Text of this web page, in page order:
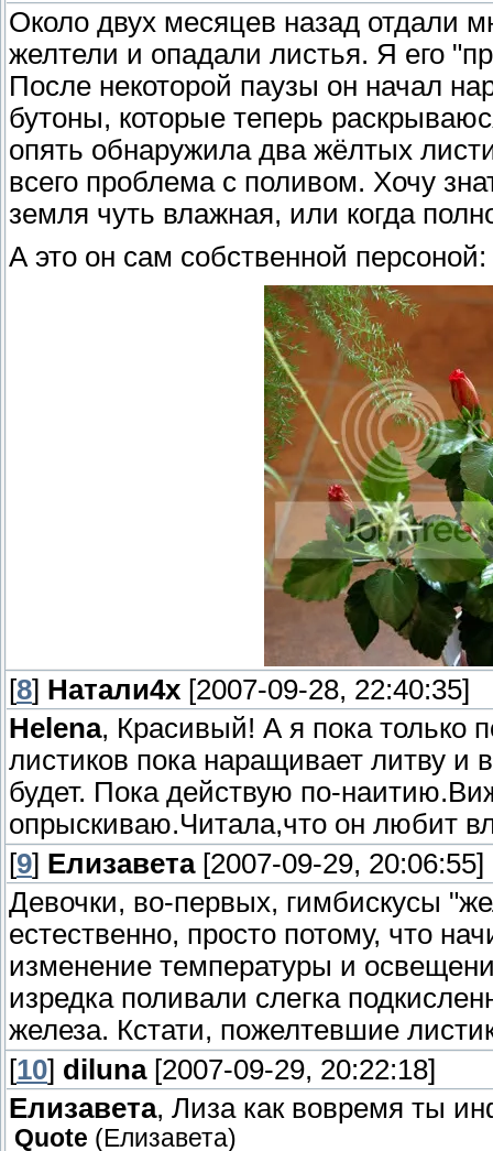
Около двух месяцев назад отдали
желтели и опадали листья. Я его
После некоторой паузы он начал
бутоны, которые теперь
опять обнаружила два жёлтых
всего проблема с поливом. Хочу
земля чуть влажная, или когда
А это он сам собственной персоной:
[8] Натали4х [2007-09-28, 22:40:35]
Helena, Красивый! А я пока только
листиков пока наращивает литву и
будет. Пока действую по-
опрыскиваю.Читала,что он любит
[9] Елизавета[2007-09-29, 20:06:55]
Девочки, во-первых, гимбискусы
естественно, просто потому, что
изменение температуры и
изредка поливали слегка
железа. Кстати, пожелтевшие
[10] diluna[2007-09-29, 20:22:18]
Елизавета, Лиза как вовремя ты
Quote (Елизавета)